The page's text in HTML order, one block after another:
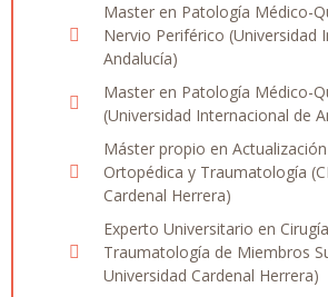
Master en Patología Médico-
Nervio Periférico (Universidad
Andalucía)
Master en Patología Médico-
(Universidad Internacional de
Máster propio en
Ortopédica y Traumatología
Cardenal Herrera)
Experto Universitario en
Traumatología de Miembros
Universidad Cardenal Herrera)